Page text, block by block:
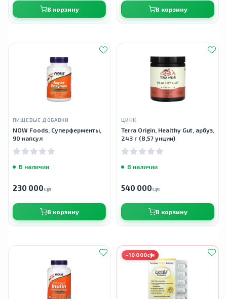
В корзину В корзину
ПИЩЕВЫЕ ДОБАВКИ
NOW Foods, Суперферменты,
90 капсул
В наличии
230 000сӯм
В корзину
ЦИНК
Terra Origin, Healthy Gut, арбуз,
243 г (8,57 унции)
В наличии
540 000сӯм
В корзину
−10 000сӯм